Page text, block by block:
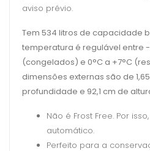
aviso prévio.
Tem 534 litros de capacidade
temperatura é regulável entre -
(congelados) e 0°C a +7°C
dimensões externas são de
profundidade e 92,1 cm de
Não é Frost Free. Por
automático.
Perfeito para a